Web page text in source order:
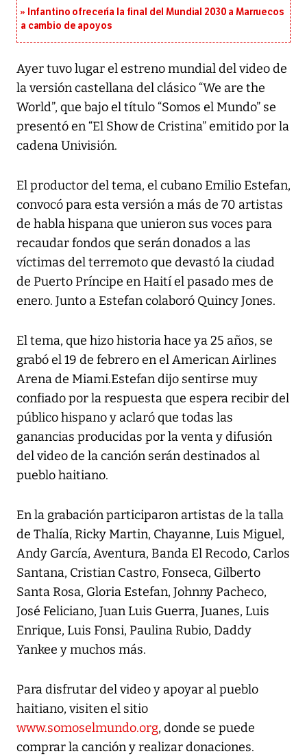
Infantino ofrecería la final del Mundial 2030 a Marruecos
a cambio de apoyos
Ayer tuvo lugar el estreno mundial del video de
la versión castellana del clásico “We are the
World”, que bajo el título “Somos el Mundo” se
presentó en “El Show de Cristina” emitido por la
cadena Univisión.
El productor del tema, el cubano Emilio Estefan,
convocó para esta versión a más de 70 artistas
de habla hispana que unieron sus voces para
recaudar fondos que serán donados a las
víctimas del terremoto que devastó la ciudad
de Puerto Príncipe en Haití el pasado mes de
enero. Junto a Estefan colaboró Quincy Jones.
El tema, que hizo historia hace ya 25 años, se
grabó el 19 de febrero en el American Airlines
Arena de Miami.Estefan dijo sentirse muy
confiado por la respuesta que espera recibir del
público hispano y aclaró que todas las
ganancias producidas por la venta y difusión
del video de la canción serán destinados al
pueblo haitiano.
En la grabación participaron artistas de la talla
de Thalía, Ricky Martin, Chayanne, Luis Miguel,
Andy García, Aventura, Banda El Recodo, Carlos
Santana, Cristian Castro, Fonseca, Gilberto
Santa Rosa, Gloria Estefan, Johnny Pacheco,
José Feliciano, Juan Luis Guerra, Juanes, Luis
Enrique, Luis Fonsi, Paulina Rubio, Daddy
Yankee y muchos más.
Para disfrutar del video y apoyar al pueblo
haitiano, visiten el sitio
www.somoselmundo.org, donde se puede
comprar la canción y realizar donaciones.